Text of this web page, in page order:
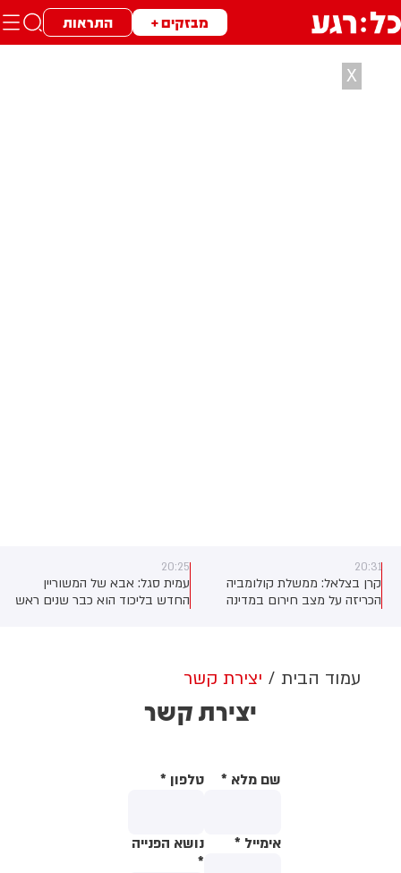
מבזקים + התראות
X
20:31
קרן בצלאל: ממשלת קולומביה
הכריזה על מצב חירום במדינה
20:25
עמית סגל: אבא של המשוריין
החדש בליכוד הוא כבר שנים ראש
עמוד הבית יצירת קשר
יצירת קשר
שם מלא * טלפון *
אימייל *
נושא הפנייה
*